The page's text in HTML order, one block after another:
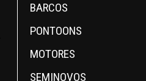
BARCOS
PONTOONS
MOTORES
SEMINOVOS